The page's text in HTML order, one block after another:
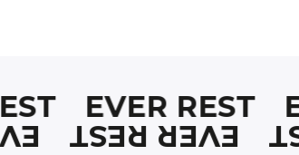
REST EVER REST
EVER REST